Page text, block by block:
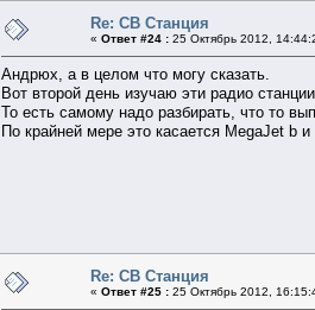
Re: СВ Станция
« Ответ #24 : 25 Октябрь 2012,
Андрюх, а в целом что могу сказать.
Вот второй день изучаю эти радио
То есть самому надо разбирать, что то
По крайней мере это касается MegaJet b и
Re: СВ Станция
« Ответ #25 : 25 Октябрь 2012,